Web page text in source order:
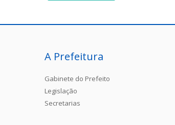
A Prefeitura
Gabinete do Prefeito
Legislação
Secretarias